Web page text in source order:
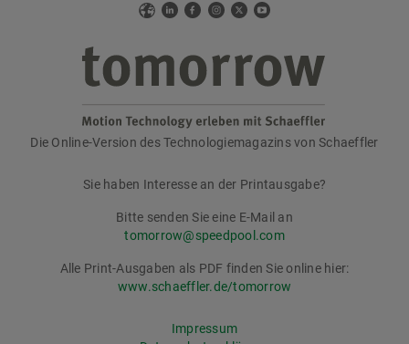
WebLinkedIn
Facebook
Instagram
X YouTube
tomorrow
Die Online-Version des Technologiemagazins von Schaeffler
Sie haben Interesse an der Printausgabe?
Bitte senden Sie eine E-Mail an
tomorrow@speedpool.com
Alle Print-Ausgaben als PDF finden Sie online hier:
www.schaeffler.de/tomorrow
Impressum